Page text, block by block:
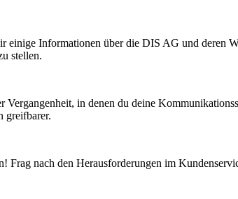
einige Informationen über die DIS AG und deren
stellen.
Vergangenheit, in denen du deine
greifbarer.
Frag nach den Herausforderungen im